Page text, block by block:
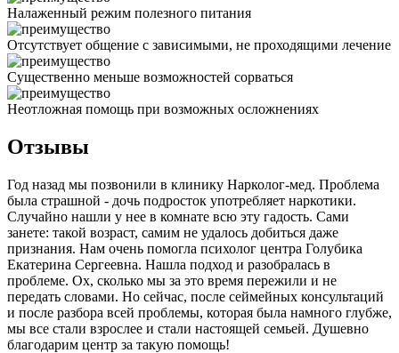
Налаженный режим полезного питания
Отсутствует общение с зависимыми, не проходящими лечение
Существенно меньше возможностей сорваться
Неотложная помощь при возможных осложнениях
Отзывы
Год назад мы позвонили в клинику Нарколог-мед. Проблема
была страшной - дочь подросток употребляет наркотики.
Случайно нашли у нее в комнате всю эту гадость. Сами
занете: такой возраст, самим не удалось добиться даже
признания. Нам очень помогла психолог центра Голубика
Екатерина Сергеевна. Нашла подход и разобралась в
проблеме. Ох, сколько мы за это время пережили и не
передать словами. Но сейчас, после сеймейных консультаций
и после разбора всей проблемы, которая была намного глубже,
мы все стали взрослее и стали настоящей семьей. Душевно
благодарим центр за такую помощь!